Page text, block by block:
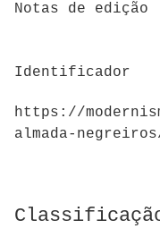
Notas de edição
Identificador
https://
almada-